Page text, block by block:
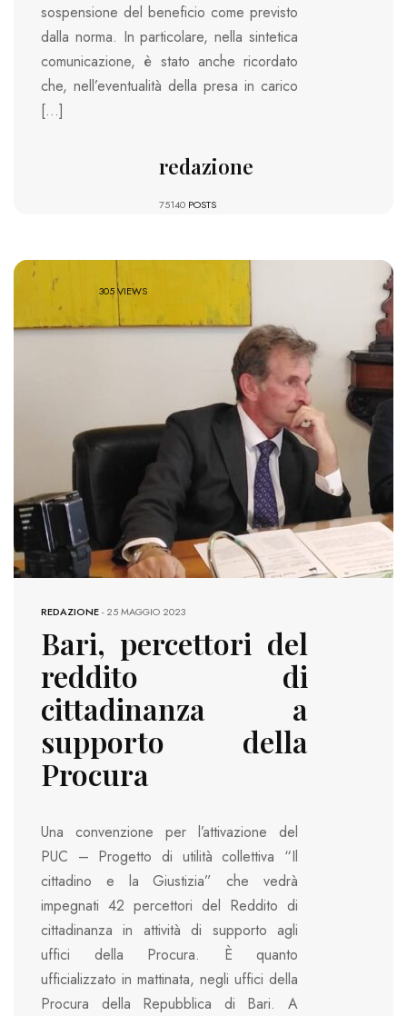
sospensione del beneficio come previsto
dalla norma. In particolare, nella sintetica
comunicazione, è stato anche ricordato
che, nell’eventualità della presa in carico
[…]
redazione
75140 POSTS
305 VIEWS
REDAZIONE-25 MAGGIO 2023
Bari, percettori del
reddito di
cittadinanza a
supporto della
Procura
Una convenzione per l’attivazione del
PUC – Progetto di utilità collettiva “Il
cittadino e la Giustizia” che vedrà
impegnati 42 percettori del Reddito di
cittadinanza in attività di supporto agli
uffici della Procura. È quanto
ufficializzato in mattinata, negli uffici della
Procura della Repubblica di Bari. A